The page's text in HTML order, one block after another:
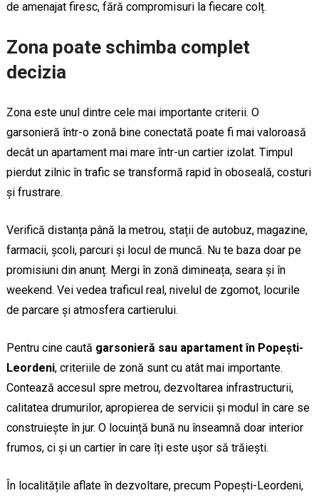
de amenajat firesc, fără compromisuri la fiecare colț.
Zona poate schimba complet
decizia
Zona este unul dintre cele mai importante criterii. O
garsonieră într-o zonă bine conectată poate fi mai valoroasă
decât un apartament mai mare într-un cartier izolat. Timpul
pierdut zilnic în trafic se transformă rapid în oboseală, costuri
și frustrare.
Verifică distanța până la metrou, stații de autobuz, magazine,
farmacii, școli, parcuri și locul de muncă. Nu te baza doar pe
promisiuni din anunț. Mergi în zonă dimineața, seara și în
weekend. Vei vedea traficul real, nivelul de zgomot, locurile
de parcare și atmosfera cartierului.
Pentru cine caută garsonieră sau apartament în Popești-
Leordeni, criteriile de zonă sunt cu atât mai importante.
Contează accesul spre metrou, dezvoltarea infrastructurii,
calitatea drumurilor, apropierea de servicii și modul în care se
construiește în jur. O locuință bună nu înseamnă doar interior
frumos, ci și un cartier în care îți este ușor să trăiești.
În localitățile aflate în dezvoltare, precum Popești-Leordeni,